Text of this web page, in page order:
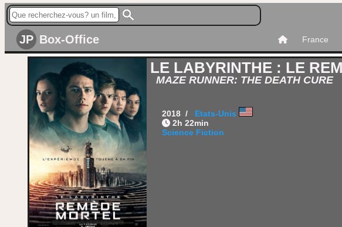
JP Box-Office France
LE LABYRINTHE : LE
MAZE RUNNER: THE DEATH CURE
2018 / Etats-Unis
2h 22min
Science Fiction